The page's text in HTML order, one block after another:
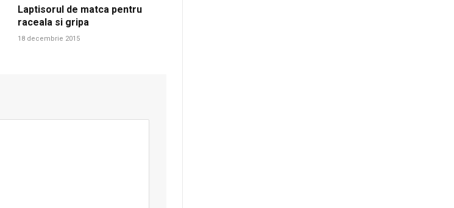
Laptisorul de matca pentru
raceala si gripa
18 decembrie 2015